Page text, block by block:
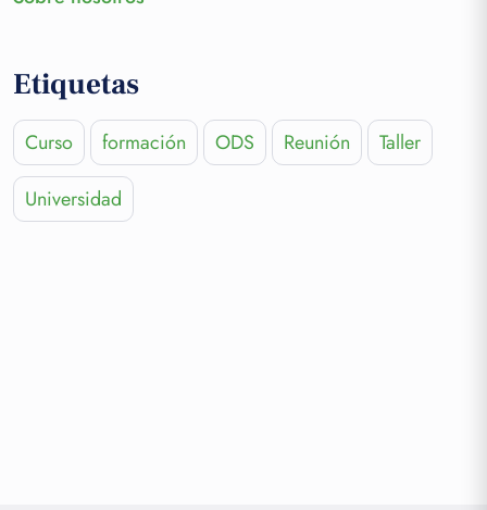
Etiquetas
Curso formación ODS Reunión
Taller
Universidad